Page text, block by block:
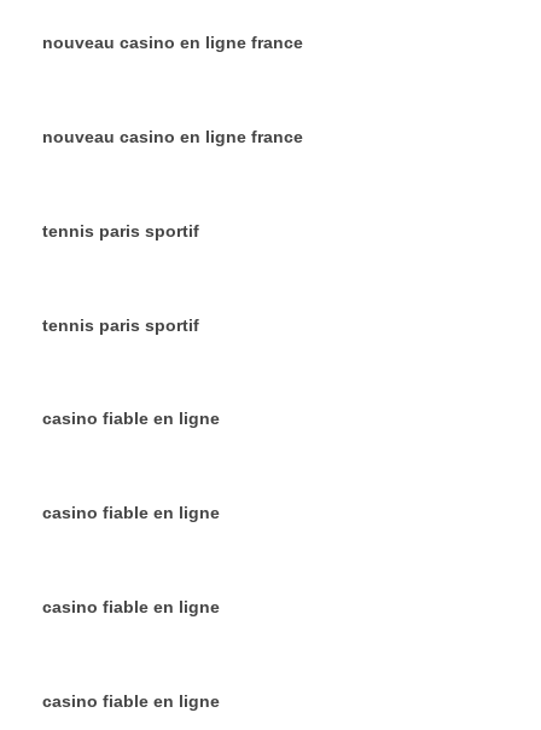
nouveau casino en ligne france
nouveau casino en ligne france
tennis paris sportif
tennis paris sportif
casino fiable en ligne
casino fiable en ligne
casino fiable en ligne
casino fiable en ligne